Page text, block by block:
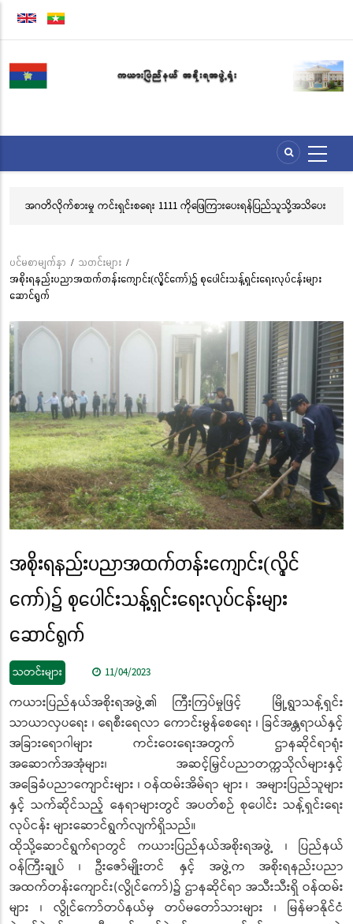
အဓိက
အကြောင်းအရာ
သွား
မည်
းပေးရန်ပြည်သူသို့အသိပေး
လွိုင်ကော်မြို့၊ သမိုင်းဝင်ဆုတောင်းပြည့် မြို့နာမ်ရွှေစေတီ
Breadcrumb
ပင်မစာမျက်နှာ / သတင်းများ /
အစိုးရနည်းပညာအထက်တန်းကျောင်း(လွိုင်ကော်)၌ စုပေါင်းသန့်ရှင်းရေးလုပ်ငန်းများ
ဆောင်ရွက်
အစိုးရနည်းပညာအထက်တန်းကျောင်း(လွိုင်
ကော်)၌ စုပေါင်းသန့်ရှင်းရေးလုပ်ငန်းများ
ဆောင်ရွက်
သတင်းများ 11/04/2023
ကယားပြည်နယ်အစိုးရအဖွဲ့၏ ကြီးကြပ်မှုဖြင့် မြို့ရွာသန့်ရှင်း
သာယာလှပရေး ၊ ရေစီးရေလာ ကောင်းမွန်စေရေး ၊ ခြင်အန္တရာယ်နှင့်
အခြားရောဂါများ ကင်းဝေးရေးအတွက် ဌာနဆိုင်ရာရုံး
အဆောက်အအုံများ၊ အဆင့်မြှင်ပညာတက္ကသိုလ်များနှင့်
အခြေခံပညာကျောင်းများ ၊ ဝန်ထမ်းအိမ်ရာ များ ၊ အများပြည်သူများ
နှင့် သက်ဆိုင်သည့် နေရာများတွင် အပတ်စဉ် စုပေါင်း သန့်ရှင်းရေး
လုပ်ငန်း များဆောင်ရွက်လျက်ရှိသည်။
ထိုသို့ဆောင်ရွက်ရာတွင် ကယားပြည်နယ်အစိုးရအဖွဲ့ ၊ ပြည်နယ်
ဝန်ကြီးချုပ် ၊ ဦးဇော်မျိုးတင် နှင့် အဖွဲ့က အစိုးရနည်းပညာ
အထက်တန်းကျောင်း(လွိုင်ကော်)၌ ဌာနဆိုင်ရာ အသီးသီးရှိ ဝန်ထမ်း
များ ၊ လွိုင်ကော်တပ်နယ်မှ တပ်မတော်သားများ ၊ မြန်မာနိုင်ငံ